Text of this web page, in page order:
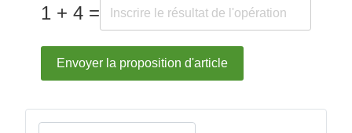
1 + 4 =
Envoyer la proposition d'article